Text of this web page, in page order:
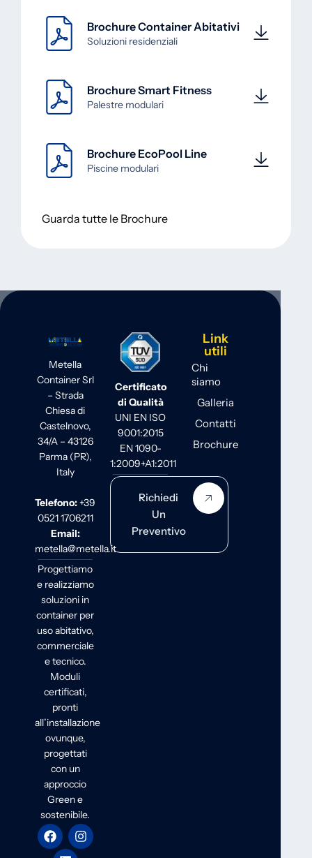
Brochure Container Abitativi
Soluzioni residenziali
Brochure Smart Fitness
Palestre modulari
Brochure EcoPool Line
Piscine modulari
Guarda tutte le Brochure
Metella
Container Srl
– Strada
Chiesa di
Castelnovo,
34/A – 43126
Parma (PR),
Italy
Telefono:+39
0521 1706211
Email:
metella@metella.it
Progettiamo
e realizziamo
soluzioni in
container per
uso abitativo,
commerciale
e tecnico.
Moduli
certificati,
pronti
all’installazione
ovunque,
progettati
con un
approccio
Green e
sostenibile.
Certificato
di Qualità
UNI EN ISO
9001:2015
EN 1090-
1:2009+A1:2011
Richiedi
Un
Preventivo
Link
utili
Chi
siamo
Galleria
Contatti
Brochure